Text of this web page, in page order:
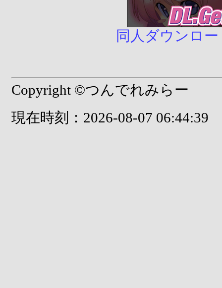
同人ダウンロー
Copyright ©つんでれみらー
現在時刻：2026-08-07 06:44:39